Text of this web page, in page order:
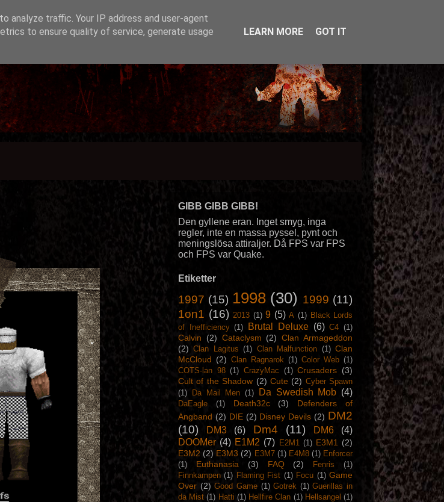
GIBB GIBB GIBB!
Den gyllene eran. Inget smyg, inga
regler, inte en massa pyssel, pynt och
meningslösa attiraljer. Då FPS var FPS
och FPS var Quake.
Etiketter
1997 (15) 1998 (30) 1999 (11)
1on1 (16) 2013 (1) 9 (5) A (1) Black Lords
of Inefficiency (1) Brutal Deluxe (6) C4 (1)
Calvin (2) Cataclysm (2) Clan Armageddon
(2) Clan Lagitus (1) Clan Malfunction (1) Clan
McCloud (2) Clan Ragnarok (1) Color Web (1)
COTS-lan 98 (1) CrazyMac (1) Crusaders (3)
Cult of the Shadow (2) Cute (2) Cyber Spawn
(1)
Da Mail Men (1) Da Swedish Mob (4)
DaEagle (1) Death32c (3)
Defenders of
Angband (2) DIE (2) Disney Devils (2) DM2
(10)
DM3 (6) Dm4 (11) DM6
(4)
DOOMer (4) E1M2 (7) E2M1 (1) E3M1
(2)
E3M2 (2) E3M3 (2) E3M7 (1) E4M8 (1) Enforcer
(1)
Euthanasia (3) FAQ (2) Fenris
(1)
Finnkampen (1) Flaming Fist (1) Focu (1) Game
Over (2) Good Game (1) Gotrek (1) Guerillas in
da Mist (1) Hatti (1) Hellfire Clan (1) Hellsangel (1)
analyze traffic. Your IP address and user-agent
to ensure quality of service, generate usage
LEARN MORE GOT IT